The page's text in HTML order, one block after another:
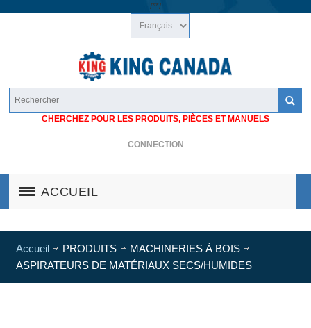
/**/
CHERCHEZ POUR LES PRODUITS, PIÈCES ET MANUELS
CONNECTION
ACCUEIL
Accueil PRODUITS
MACHINERIES À BOIS
ASPIRATEURS DE MATÉRIAUX SECS/HUMIDES